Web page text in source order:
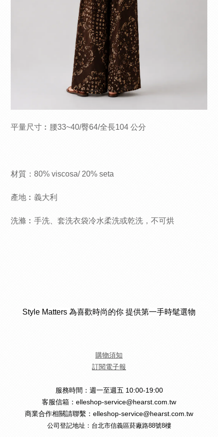
平量尺寸 ︰腰33~40/臀64/全長104 公分
材質：80% viscosa/ 20% seta
產地︰義大利
洗滌︰手洗、套洗衣袋冷水柔洗或乾洗，不可烘
Style Matters 為喜歡時尚的你 提供第一手時髦選物
購物須知
訂閱電子報
服務時間：週一至週五 10:00-19:00
客服信箱：elleshop-service@hearst.com.tw
商業合作相關請聯繫：elleshop-service@hearst.com.tw
公司登記地址：台北市信義區菸廠路88號8樓